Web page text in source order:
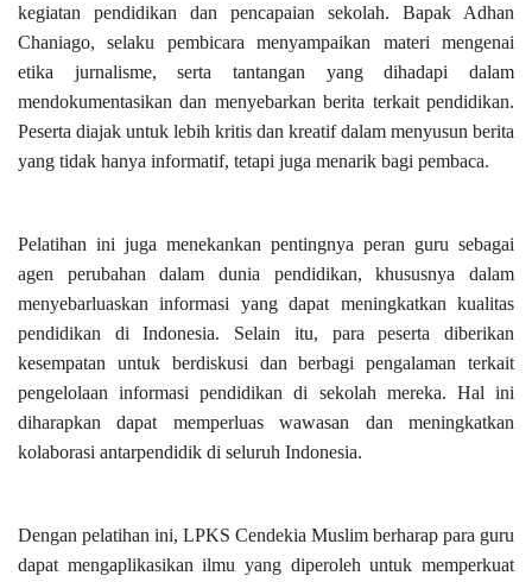
kegiatan pendidikan dan pencapaian sekolah. Bapak Adhan
Chaniago, selaku pembicara menyampaikan materi mengenai
etika jurnalisme, serta tantangan yang dihadapi dalam
mendokumentasikan dan menyebarkan berita terkait pendidikan.
Peserta diajak untuk lebih kritis dan kreatif dalam menyusun berita
yang tidak hanya informatif, tetapi juga menarik bagi pembaca.
Pelatihan ini juga menekankan pentingnya peran guru sebagai
agen perubahan dalam dunia pendidikan, khususnya dalam
menyebarluaskan informasi yang dapat meningkatkan kualitas
pendidikan di Indonesia. Selain itu, para peserta diberikan
kesempatan untuk berdiskusi dan berbagi pengalaman terkait
pengelolaan informasi pendidikan di sekolah mereka. Hal ini
diharapkan dapat memperluas wawasan dan meningkatkan
kolaborasi antarpendidik di seluruh Indonesia.
Dengan pelatihan ini, LPKS Cendekia Muslim berharap para guru
dapat mengaplikasikan ilmu yang diperoleh untuk memperkuat